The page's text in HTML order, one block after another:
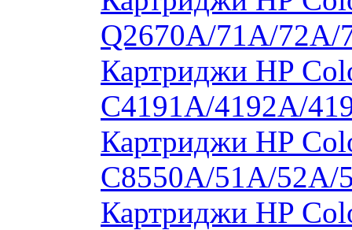
Q2670A/71A/
Картриджи HP
C4191A/4192A/
Картриджи HP
C8550A/51A/
Картриджи HP